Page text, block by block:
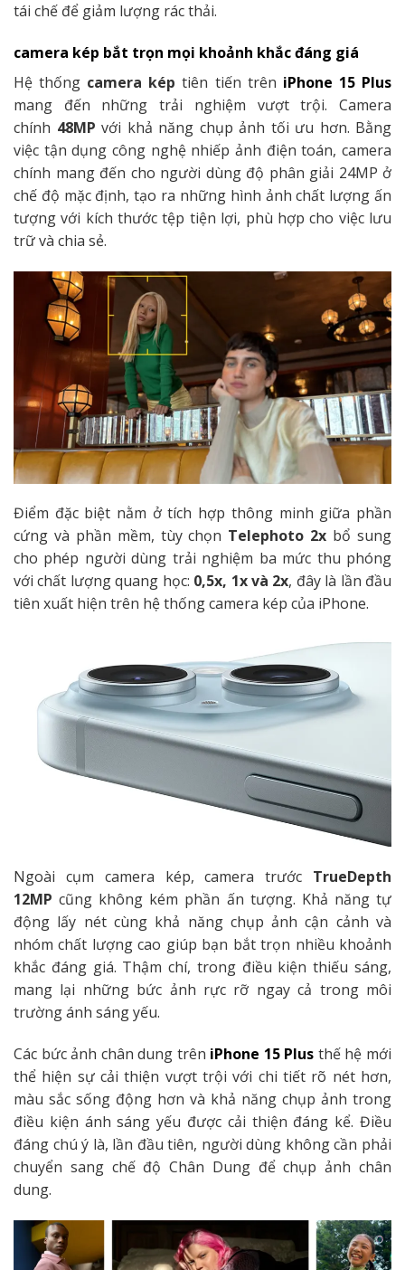
tái chế để giảm lượng rác thải.
camera kép bắt trọn mọi khoảnh khắc đáng giá
Hệ thống camera kép tiên tiến trên iPhone 15 Plus
mang đến những trải nghiệm vượt trội. Camera
chính 48MP với khả năng chụp ảnh tối ưu hơn. Bằng
việc tận dụng công nghệ nhiếp ảnh điện toán, camera
chính mang đến cho người dùng độ phân giải 24MP ở
chế độ mặc định, tạo ra những hình ảnh chất lượng ấn
tượng với kích thước tệp tiện lợi, phù hợp cho việc lưu
trữ và chia sẻ.
Điểm đặc biệt nằm ở tích hợp thông minh giữa phần
cứng và phần mềm, tùy chọn Telephoto 2x bổ sung
cho phép người dùng trải nghiệm ba mức thu phóng
với chất lượng quang học: 0,5x, 1x và 2x, đây là lần đầu
tiên xuất hiện trên hệ thống camera kép của iPhone.
Ngoài cụm camera kép, camera trước TrueDepth
12MP cũng không kém phần ấn tượng. Khả năng tự
động lấy nét cùng khả năng chụp ảnh cận cảnh và
nhóm chất lượng cao giúp bạn bắt trọn nhiều khoảnh
khắc đáng giá. Thậm chí, trong điều kiện thiếu sáng,
mang lại những bức ảnh rực rỡ ngay cả trong môi
trường ánh sáng yếu.
Các bức ảnh chân dung trên iPhone 15 Plus thế hệ mới
thể hiện sự cải thiện vượt trội với chi tiết rõ nét hơn,
màu sắc sống động hơn và khả năng chụp ảnh trong
điều kiện ánh sáng yếu được cải thiện đáng kể. Điều
đáng chú ý là, lần đầu tiên, người dùng không cần phải
chuyển sang chế độ Chân Dung để chụp ảnh chân
dung.